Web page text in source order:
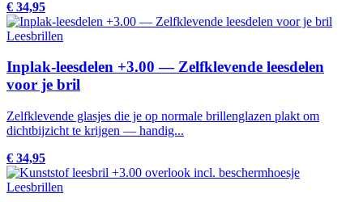
€ 34,95
Leesbrillen
Inplak-leesdelen +3.00 — Zelfklevende leesdelen
voor je bril
Zelfklevende glasjes die je op normale brillenglazen plakt om
dichtbijzicht te krijgen — handig...
€ 34,95
Leesbrillen